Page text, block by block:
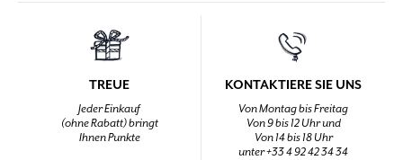
TREUE
Jeder Einkauf
(ohne Rabatt) bringt
Ihnen Punkte
KONTAKTIERE SIE UNS
Von Montag bis Freitag
Von 9 bis 12 Uhr und
Von 14 bis 18 Uhr
unter +33 4 92 42 34 34